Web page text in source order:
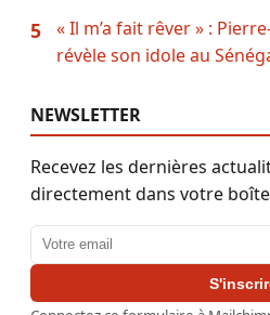
5
« Il m’a fait rêver » :
révèle son idole au
NEWSLETTER
Recevez les dernières
directement dans votre
Adresse email